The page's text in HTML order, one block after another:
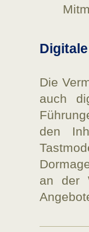
Die
auch
den
an der